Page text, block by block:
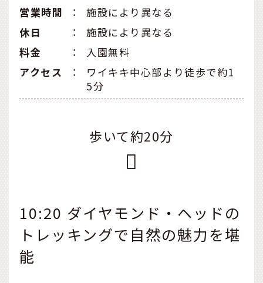
営業時間
：
施設により異なる
休日
：
施設により異なる
料金
：
入園無料
アクセス
：
ワイキキ中心部より徒歩で約1
5分
歩いて約20分
10:20 ダイヤモンド・ヘッドの
トレッキングで自然の魅力を堪
能